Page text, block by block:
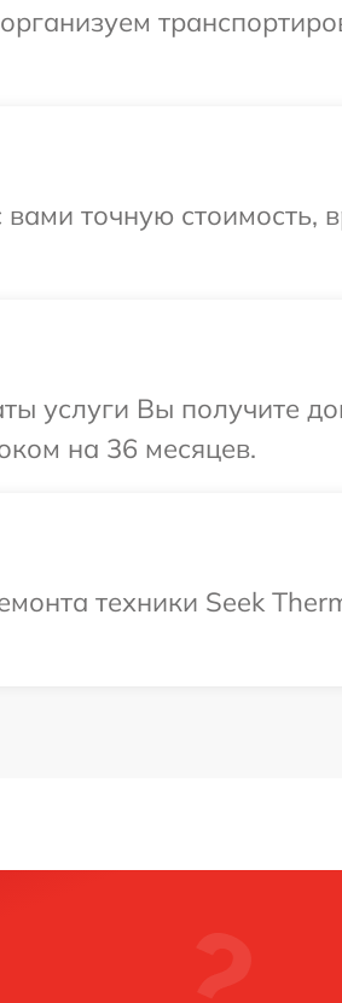
точную стоимость,
услуги Вы получите
на 36 месяцев.
техники Seek